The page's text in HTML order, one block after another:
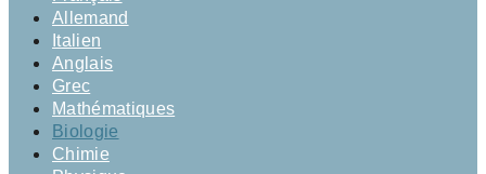
Allemand
Italien
Anglais
Grec
Mathématiques
Biologie
Chimie